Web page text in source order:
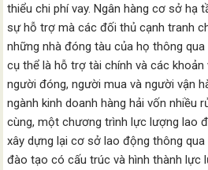
thiểu chi phí vay. Ngân hàng cơ sở hạ
sự hỗ trợ mà các đối thủ cạnh tranh
những nhà đóng tàu của họ thông
cụ thể là hỗ trợ tài chính và các
người đóng, người mua và người vận
ngành kinh doanh hàng hải vốn nhiều
cùng, một chương trình lực lượng lao
xây dựng lại cơ sở lao động thông
đào tạo có cấu trúc và hình thành lực